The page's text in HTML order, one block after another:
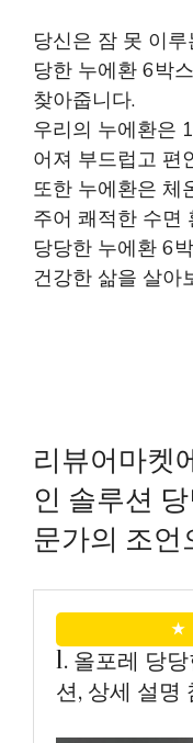
당신은 잠 못 이
당한 누에환 6박
찾아줍니다.
우리의 누에환은
어져 부드럽고 편
또한 누에환은 체
주어 쾌적한 수면
당당한 누에환 6
건강한 삶을 살아
리뷰어마켓
인 솔루션
문가의 조언
★
1. 올포레 당
션, 상세 설명